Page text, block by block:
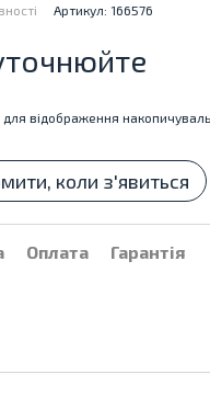
Артикул: 166576
для відображення
коли з'явиться
Оплата Гарантія